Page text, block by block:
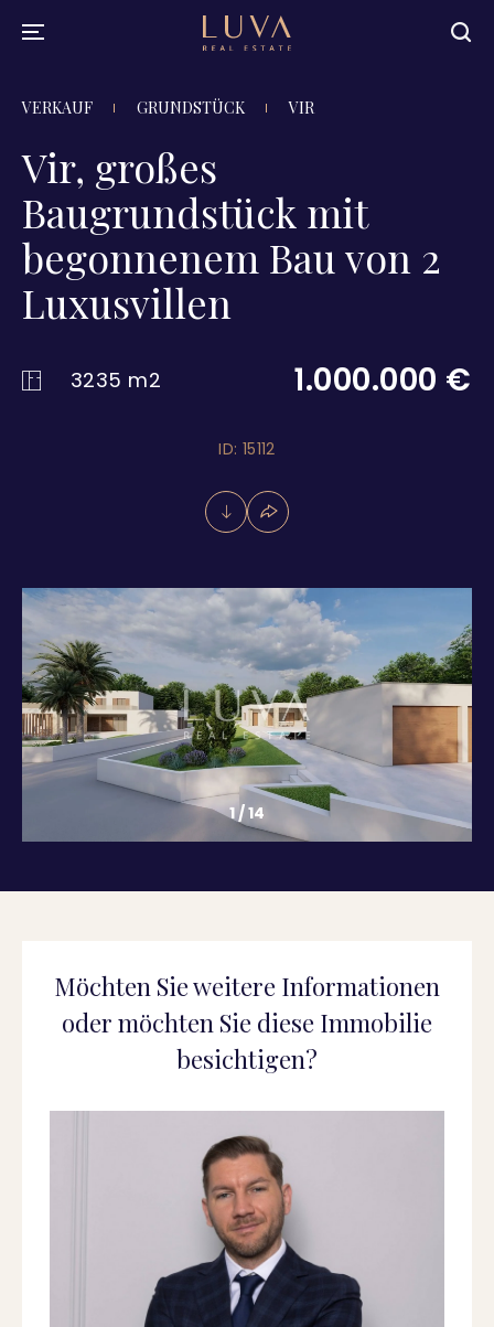
VERKAUF GRUNDSTÜCK VIR
Vir, großes
Baugrundstück mit
begonnenem Bau von 2
Luxusvillen
3235 m2 1.000.000 €
ID: 15112
1/14
Möchten Sie weitere Informationen
oder möchten Sie diese Immobilie
besichtigen?